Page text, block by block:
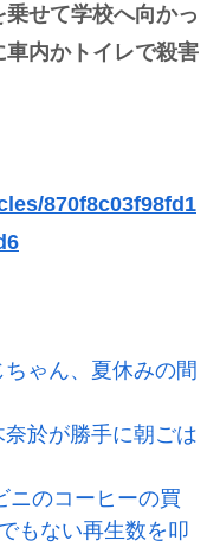
せて学校へ向かっ
内かトイレで殺害
870f8c03f98fd1
ちゃん、夏休みの間
於が勝手に朝ごは
ニのコーヒーの買
もない再生数を叩